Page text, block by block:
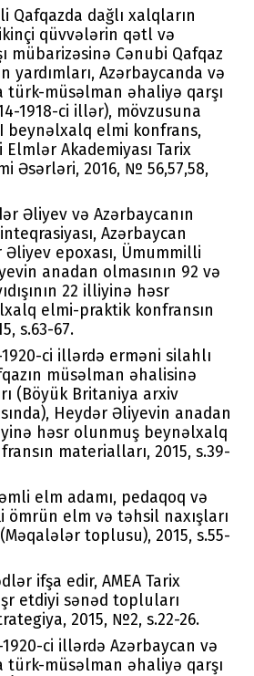
Qafqazda dağlı xalqların
qüvvələrin qətl və
mübarizəsinə Cənubi Qafqaz
yardımları, Azərbaycanda və
türk-müsəlman əhaliyə qarşı
1918-ci illər), mövzusuna
beynəlxalq elmi konfrans,
Akademiyası Tarix
Əsərləri, 2016, № 56,57,58,
Əliyev və Azərbaycanın
Azərbaycan
epoxası, Ümummilli
anadan olmasının 92 və
22 illiyinə həsr
elmi-praktik konfransın
s.63-67.
ci illərdə erməni silahlı
müsəlman əhalisinə
(Böyük Britaniya arxiv
Heydər Əliyevin anadan
həsr olunmuş beynəlxalq
materialları, 2015, s.39-
elm adamı, pedaqoq və
ömrün elm və təhsil naxışları
toplusu), 2015, s.55-
ifşa edir, AMEA Tarix
etdiyi sənəd topluları
2015, №2, s.22-26.
ci illərdə Azərbaycan və
türk-müsəlman əhaliyə qarşı